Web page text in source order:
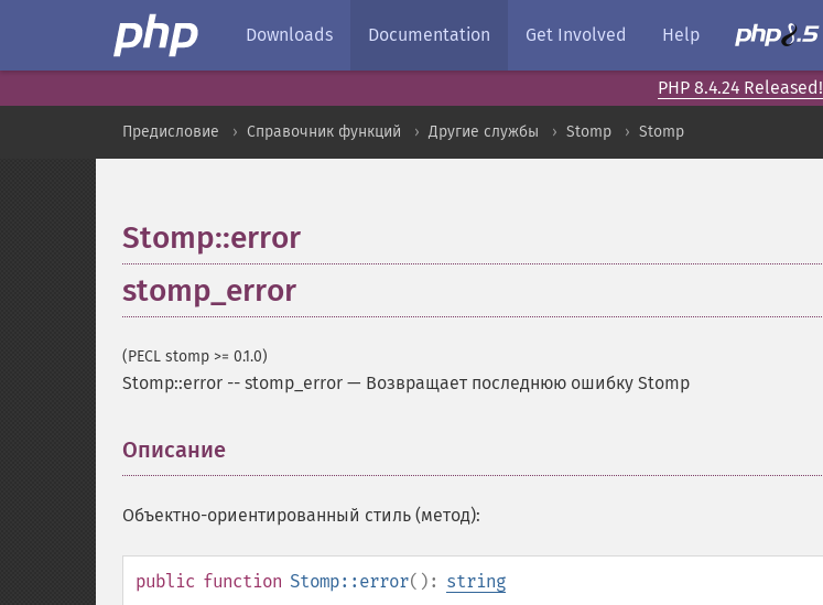
Downloads Documentation Get Involved Help
PHP 8.4.24 Released!
Предисловие Справочник функций Другие службы Stomp Stomp
Stomp::error
stomp_error
(PECL stomp >= 0.1.0)
Stomp::error -- stomp_error — Возвращает последнюю ошибку Stomp
Описание
Объектно-ориентированный стиль (метод):
public function Stomp::error(): string